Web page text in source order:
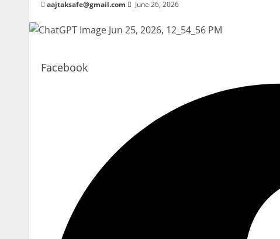
aajtaksafe@gmail.com June 26, 2026
Facebook